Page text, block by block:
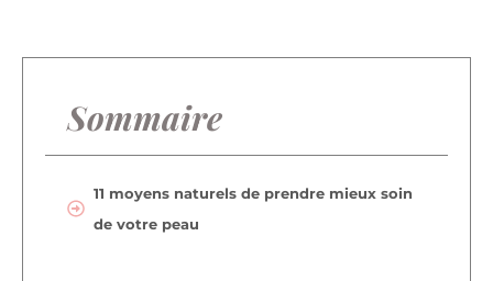
Sommaire
11 moyens naturels de prendre mieux soin
de votre peau